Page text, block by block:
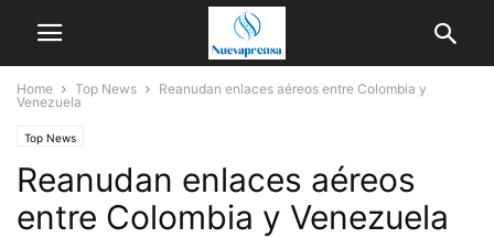
Home Top News
Reanudan enlaces aéreos entre Colombia y
Venezuela
Top News
Reanudan enlaces aéreos
entre Colombia y Venezuela